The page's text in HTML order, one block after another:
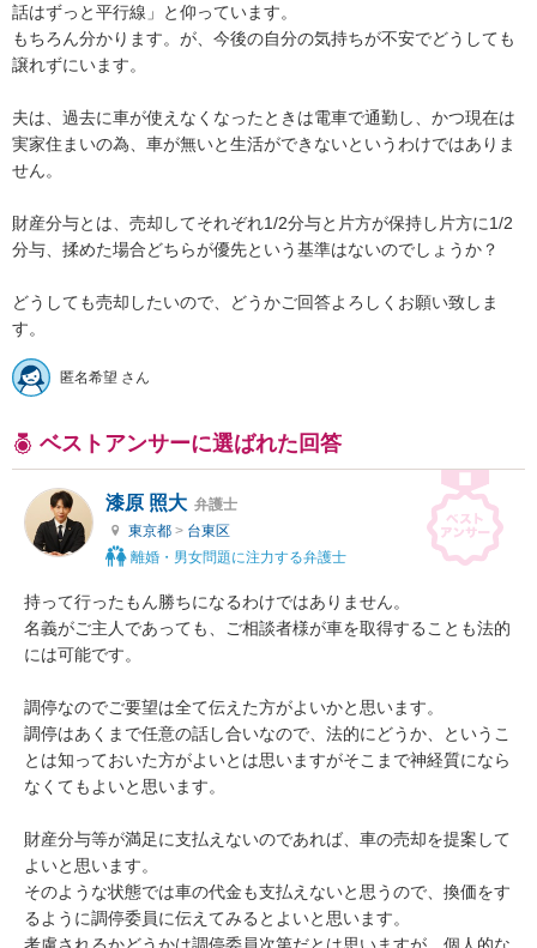
話はずっと平行線」と仰っています。
もちろん分かります。が、今後の自分の気持ちが不安でどうしても
譲れずにいます。
夫は、過去に車が使えなくなったときは電車で通勤し、かつ現在は
実家住まいの為、車が無いと生活ができないというわけではありま
せん。
財産分与とは、売却してそれぞれ1/2分与と片方が保持し片方に1/2
分与、揉めた場合どちらが優先という基準はないのでしょうか？
どうしても売却したいので、どうかご回答よろしくお願い致しま
す。
匿名希望 さん
ベストアンサーに選ばれた回答
漆原 照大 弁護士
東京都 > 台東区
離婚・男女問題に注力する弁護士
持って行ったもん勝ちになるわけではありません。
名義がご主人であっても、ご相談者様が車を取得することも法的
には可能です。
調停なのでご要望は全て伝えた方がよいかと思います。
調停はあくまで任意の話し合いなので、法的にどうか、というこ
とは知っておいた方がよいとは思いますがそこまで神経質になら
なくてもよいと思います。
財産分与等が満足に支払えないのであれば、車の売却を提案して
よいと思います。
そのような状態では車の代金も支払えないと思うので、換価をす
るように調停委員に伝えてみるとよいと思います。